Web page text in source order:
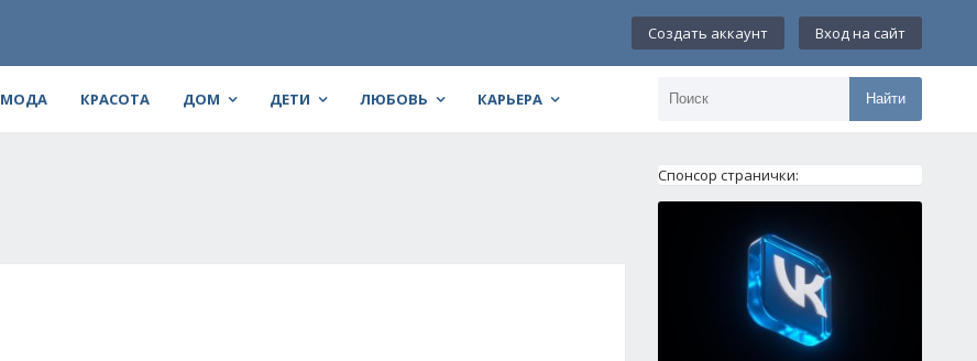
Создать аккаунт Вход на сайт
МОДА КРАСОТА ДОМ ДЕТИ ЛЮБОВЬ КАРЬЕРА Найти
Спонсор странички: